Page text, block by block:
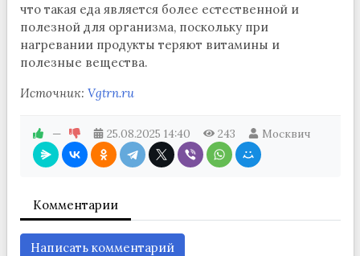
что такая еда является более естественной и
полезной для организма, поскольку при
нагревании продукты теряют витамины и
полезные вещества.
Источник: Vgtrn.ru
— 25.08.2025 14:40 243 Москвич
Комментарии
Написать комментарий